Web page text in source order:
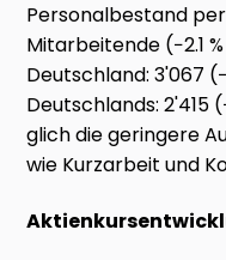
Personalbestand
Mitarbeitende (−2.1
Deutschland: 3'067
Deutschlands: 2'415
glich die geringere
wie Kurzarbeit und